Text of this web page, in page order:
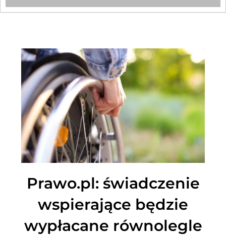
Prawo.pl: świadczenie
wspierające będzie
wypłacane równolegle